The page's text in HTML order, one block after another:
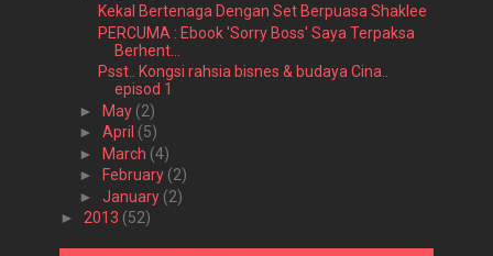
Kekal Bertenaga Dengan Set Berpuasa Shaklee
PERCUMA : Ebook 'Sorry Boss' Saya Terpaksa
Berhent...
Psst.. Kongsi rahsia bisnes & budaya Cina..
episod 1
►
May (2)
► April (5)
►
March (4)
►
February (2)
► January (2)
► 2013 (52)